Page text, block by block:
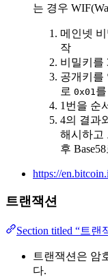
는 경우
메인넷
작
비밀키를
공개키를
로 0x01
1번을 순
4의 결과
해시하고
후
https://
트랜잭션
Section titled “트랜
트랜잭션은 암
다.